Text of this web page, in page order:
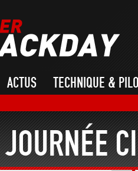
ACTUS TECHNIQUE &